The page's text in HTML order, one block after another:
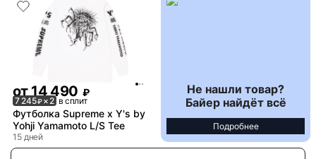
от14 490 ₽
7 245₽× 2 в сплит
Футболка Supreme x Y's by
Yohji Yamamoto L/S Tee
15 дней
Не нашли товар?
Байер найдёт всё
Подробнее